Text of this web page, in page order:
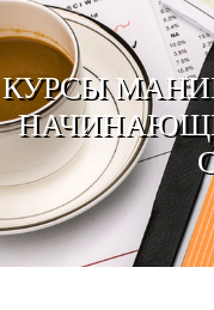
Skip to content
КУРСЫ